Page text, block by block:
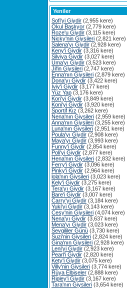
Yeniler
Sofi'yi Giydir (2,955 kere)
Okul Başlıyor (2,779 kere)
Roze'u Giydir (3,115 kere)
Nicky'nin Giysileri (2,821 kere)
Salena'yı Giydir (2,928 kere)
Keny'i Giydir (3,316 kere)
Silviya Giydir (3,027 kere)
Uma'yı Giydir (3,523 kere)
Jil'in Giysileri (2,747 kere)
Enna'nın Giysileri (2,879 kere)
Dona'yı Giydir (3,422 kere)
Iviy'i Giydir (3,177 kere)
Yüz Yap (3,176 kere)
Kori'yi Giydir (3,849 kere)
Koni'yi Giydir (3,920 kere)
Sportif Kız (3,262 kere)
Nena'nın Giysileri (2,959 kere)
Anna'nın Giysileri (3,255 kere)
Luna'nın Giysileri (2,951 kere)
Poula'yı Giydir (2,908 kere)
Maya'yı Giydir (3,993 kere)
Funny'i Giydir (2,854 kere)
Poli'yi Giydir (2,877 kere)
Hena'nın Giysileri (2,832 kere)
Ferry'i Giydir (3,096 kere)
Pinky'i Giydir (2,964 kere)
lola'nın Giysileri (3,023 kere)
Kely'i Giydir (3,275 kere)
Tera'yı Giydir (3,167 kere)
Bare'i Giydir (3,007 kere)
Carry'yi Giydir (3,184 kere)
Yuki'yi Giydir (3,143 kere)
Cesy'nin Giysileri (4,074 kere)
Nena'yı Giydir (3,637 kere)
Mena'yı Giydir (3,023 kere)
Sevgililer Günü (3,730 kere)
Suzi'nin Giysileri (2,824 kere)
Gina'nın Giysileri (2,928 kere)
Leni'yi Giydir (2,923 kere)
Pearl'i Giydir (2,820 kere)
Kety'i Giydir (3,075 kere)
Villy'nin Giysileri (3,774 kere)
Rüya Elbiseler (2,888 kere)
Ripley'i Giydir (3,167 kere)
Tara'nın Giysileri (3,654 kere)